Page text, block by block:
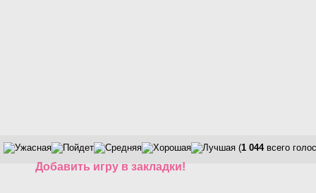
(1 044всего
Добавить игру в закладки!